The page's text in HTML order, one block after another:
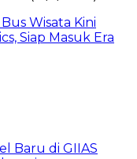
Wisata Kini
Siap Masuk Era
Baru di GIIAS